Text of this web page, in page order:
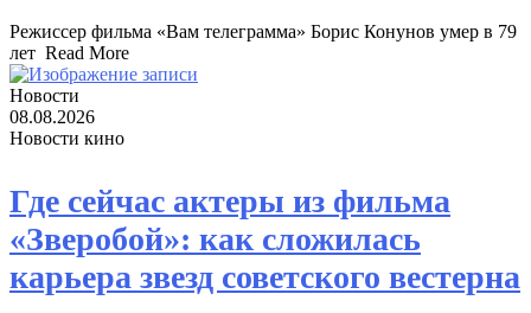
Режиссер фильма «Вам телеграмма» Борис Конунов умер в 79
лет ​ Read More
Новости
08.08.2026
Новости кино
Где сейчас актеры из фильма
«Зверобой»: как сложилась
карьера звезд советского вестерна